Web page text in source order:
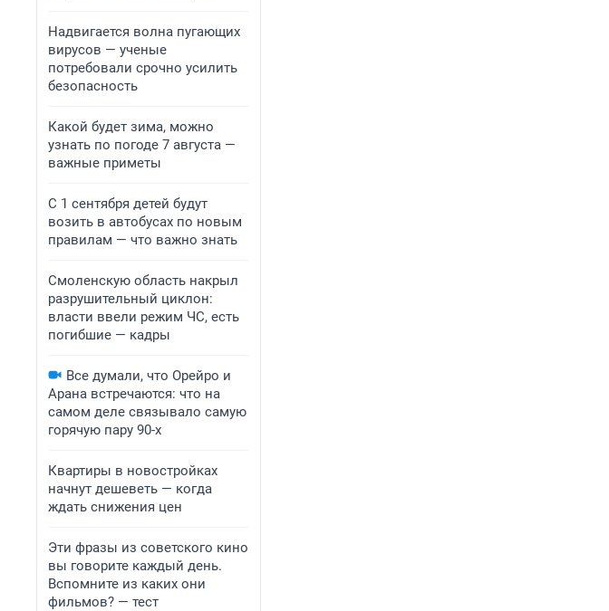
Надвигается волна пугающих
вирусов — ученые
потребовали срочно усилить
безопасность
Какой будет зима, можно
узнать по погоде 7 августа —
важные приметы
С 1 сентября детей будут
возить в автобусах по новым
правилам — что важно знать
Смоленскую область накрыл
разрушительный циклон:
власти ввели режим ЧС, есть
погибшие — кадры
Все думали, что Орейро и
Арана встречаются: что на
самом деле связывало самую
горячую пару 90-х
Квартиры в новостройках
начнут дешеветь — когда
ждать снижения цен
Эти фразы из советского кино
вы говорите каждый день.
Вспомните из каких они
фильмов? — тест